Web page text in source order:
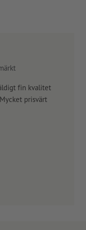
fin kvalitet
prisvärt